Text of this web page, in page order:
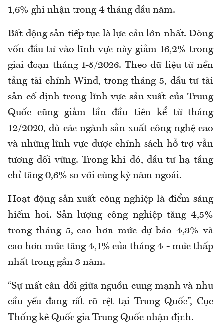
1,6% ghi nhận trong 4 tháng đầu năm.
Bất động sản tiếp tục là lực cản lớn nhất. Dòng
vốn đầu tư vào lĩnh vực này giảm 16,2% trong
giai đoạn tháng 1-5/2026. Theo dữ liệu từ nền
tảng tài chính Wind, trong tháng 5, đầu tư tài
sản cố định trong lĩnh vực sản xuất của Trung
Quốc cũng giảm lần đầu tiên kể từ tháng
12/2020, dù các ngành sản xuất công nghệ cao
và những lĩnh vực được chính sách hỗ trợ vẫn
tương đối vững. Trong khi đó, đầu tư hạ tầng
chỉ tăng 0,6% so với cùng kỳ năm ngoái.
Hoạt động sản xuất công nghiệp là điểm sáng
hiếm hoi. Sản lượng công nghiệp tăng 4,5%
trong tháng 5, cao hơn mức dự báo 4,3% và
cao hơn mức tăng 4,1% của tháng 4 - mức thấp
nhất trong gần 3 năm.
“Sự mất cân đối giữa nguồn cung mạnh và nhu
cầu yếu đang rất rõ rệt tại Trung Quốc”, Cục
Thống kê Quốc gia Trung Quốc nhận định.